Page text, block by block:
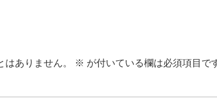
ありません。 ※ が付いている欄は必須項目で